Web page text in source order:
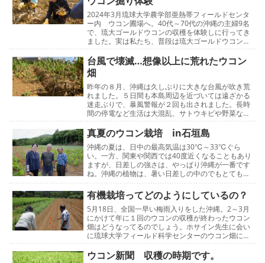
2024年3月琉球大学農学部亜熱帯フィールドセンタ
ー内 ウコン圃場へ。40代～70代の沖縄の主婦9名
で、琉大ゴールドウコンの収穫を体験しに行ってき
ました。実は私たち、普段は琉大ゴールドウコンの
が…
台風で壊滅…想像以上に荒れたウコン
畑
昨年の８月、沖縄は久しぶりに大きな台風が吹き荒
れました。５日間も本島周辺を近づいては遠ざかる
迷走ぶりで、暴風警報が２回も出されました。長時
間の停電など生活は大混乱、サトウキビや野菜など
2023/08/24 …
真夏のウコン栽培 in石垣島
沖縄の夏は、日中の最高気温は30℃～33℃ぐら
い。一方、関東や関西では40度近くなることもあり
ますが、日差しの強さは、やっぱり沖縄が一番です
ね。沖縄の植物は、暑い日差しの中のでもとても元
外線から…
有機栽培ってどのようにしているの？
5月18日、全国一早い梅雨入りをした沖縄。2～3月
にかけて年に１回のウコンの収穫が終わったウコン
畑はどうなってるのでしょう。ホサイン先生に会い
に琉球大学フィールド科学センターのウコン畑に行
います…
ウコン新聞 収穫の時期です。